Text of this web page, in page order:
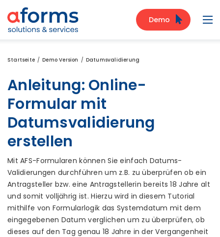
Zum Inhalt
Zum Menü
Zur Suche
Demo
Startseite Demo Version Datumsvalidierung
Anleitung: Online-
Formular mit
Datumsvalidierung
erstellen
Mit AFS-Formularen können Sie einfach Datums-
Validierungen durchführen um z.B. zu überprüfen ob ein
Antragsteller bzw. eine Antragstellerin bereits 18 Jahre alt
und somit volljährig ist. Hierzu wird in diesem Tutorial
mithilfe von Formularlogik das Systemdatum mit dem
eingegebenen Datum verglichen um zu überprüfen, ob
dieses auf den Tag genau 18 Jahre in der Vergangenheit